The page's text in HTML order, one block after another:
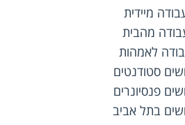
מיידית
מהבית
לאמהות
סטודנטים
פנסיונרים
בתל אביב